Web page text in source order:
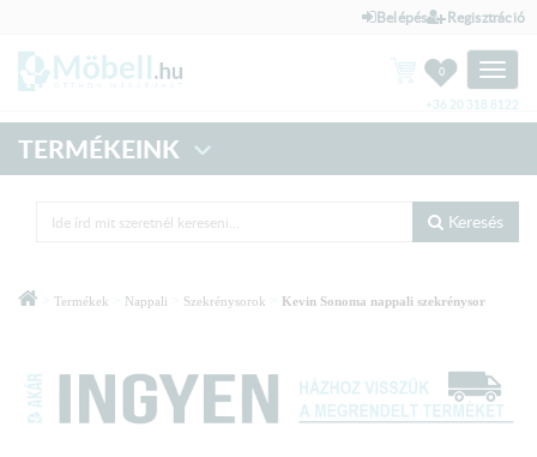
Belépés Regisztráció
Toggle
0
+36 20 318 8122
TERMÉKEINK
Keresés
Termékek Nappali Szekrénysorok Kevin Sonoma nappali szekrénysor